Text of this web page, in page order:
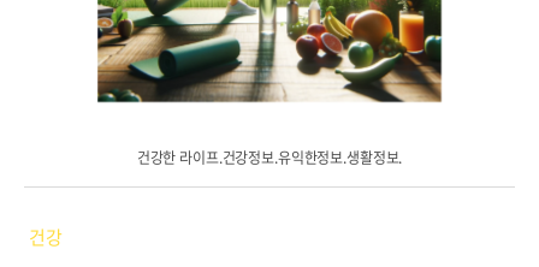
건강한 라이프.건강정보.유익한정보.생활정보.
건강